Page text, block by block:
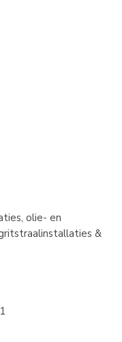
olie- en
&